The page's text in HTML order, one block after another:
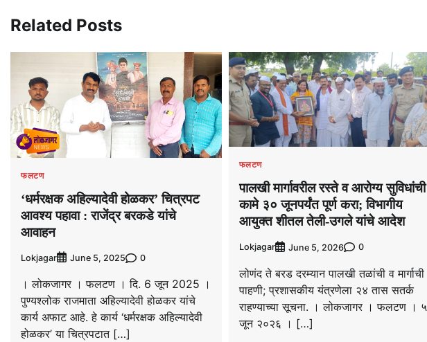
Related Posts
फलटण
‘धर्मरक्षक अहिल्यादेवी होळकर’ चित्रपट
आवश्य पहावा : राजेंद्र बरकडे यांचे
आवाहन
Lokjagar June 5, 2025 0
। लोकजागर । फलटण । दि. 6 जून 2025 ।
पुण्यश्‍लोक राजमाता अहिल्यादेवी होळकर यांचे
कार्य अफाट आहे. हे कार्य ‘धर्मरक्षक अहिल्यादेवी
होळकर’ या चित्रपटात […]
फलटण
पालखी मार्गावरील रस्ते व आरोग्य सुविधांची
कामे ३० जूनपर्यंत पूर्ण करा; विभागीय
आयुक्त शीतल तेली-उगले यांचे आदेश
Lokjagar June 5, 2026 0
लोणंद ते बरड दरम्यान पालखी तळांची व मार्गाची
पाहणी; प्रशासकीय यंत्रणेला २४ तास सतर्क
राहण्याच्या सूचना. । लोकजागर । फलटण । ५
जून २०२६ । […]